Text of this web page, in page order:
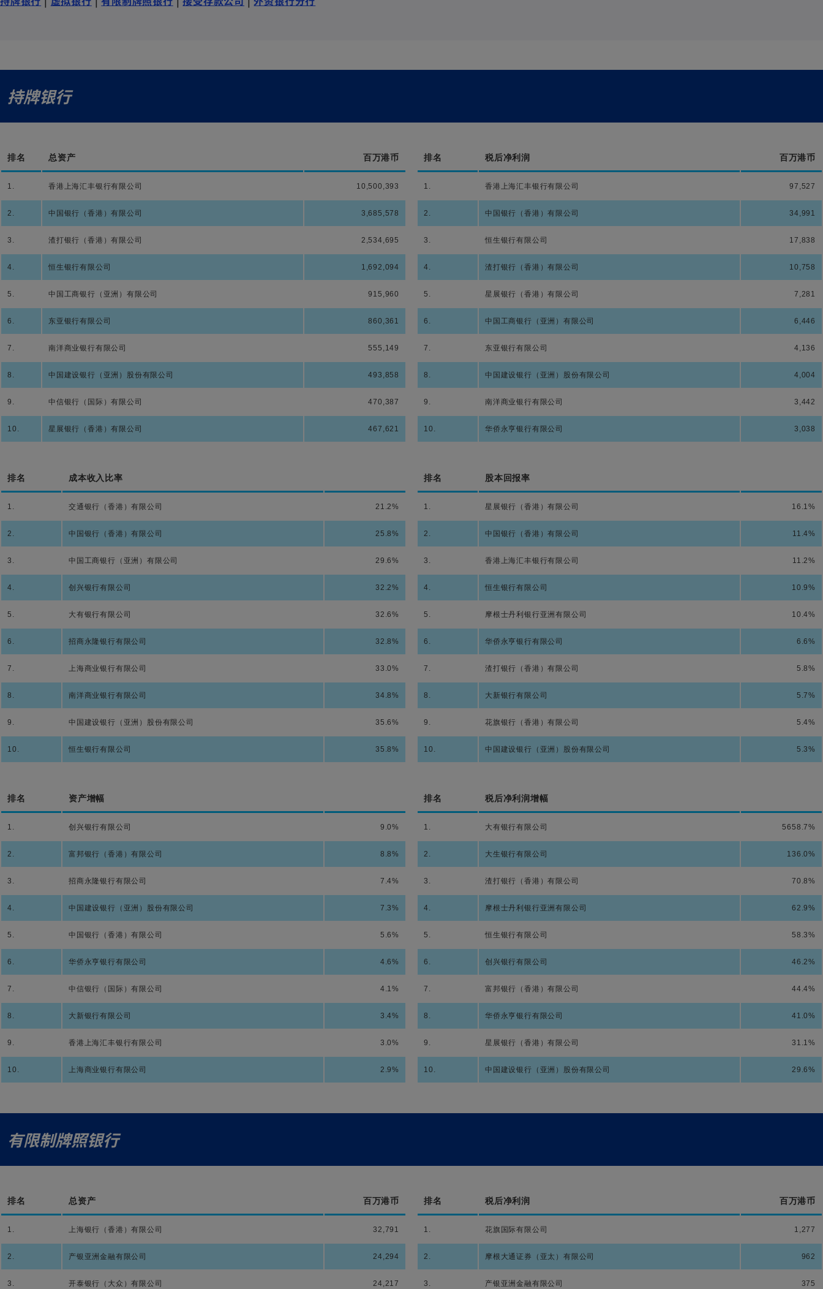
持牌银行
排名 总资产 百万港币
1. 香港上海汇丰银行有限公司 10,500,393
2. 中国银行（香港）有限公司 3,685,578
3. 渣打银行（香港）有限公司 2,534,695
4. 恒生银行有限公司 1,692,094
5. 中国工商银行（亚洲）有限公司 915,960
6. 东亚银行有限公司 860,361
7. 南洋商业银行有限公司 555,149
8. 中国建设银行（亚洲）股份有限公司 493,858
9. 中信银行（国际）有限公司 470,387
10. 星展银行（香港）有限公司 467,621
排名 税后净利润 百万港币
1. 香港上海汇丰银行有限公司 97,527
2. 中国银行（香港）有限公司 34,991
3. 恒生银行有限公司 17,838
4. 渣打银行（香港）有限公司 10,758
5. 星展银行（香港）有限公司 7,281
6. 中国工商银行（亚洲）有限公司 6,446
7. 东亚银行有限公司 4,136
8. 中国建设银行（亚洲）股份有限公司 4,004
9. 南洋商业银行有限公司 3,442
10. 华侨永亨银行有限公司 3,038
排名 成本收入比率
1. 交通银行（香港）有限公司 21.2%
2. 中国银行（香港）有限公司 25.8%
3. 中国工商银行（亚洲）有限公司 29.6%
4. 创兴银行有限公司 32.2%
5. 大有银行有限公司 32.6%
6. 招商永隆银行有限公司 32.8%
7. 上海商业银行有限公司 33.0%
8. 南洋商业银行有限公司 34.8%
9. 中国建设银行（亚洲）股份有限公司 35.6%
10. 恒生银行有限公司 35.8%
排名 股本回报率
1. 星展银行（香港）有限公司 16.1%
2. 中国银行（香港）有限公司 11.4%
3. 香港上海汇丰银行有限公司 11.2%
4. 恒生银行有限公司 10.9%
5. 摩根士丹利银行亚洲有限公司 10.4%
6. 华侨永亨银行有限公司 6.6%
7. 渣打银行（香港）有限公司 5.8%
8. 大新银行有限公司 5.7%
9. 花旗银行（香港）有限公司 5.4%
10. 中国建设银行（亚洲）股份有限公司 5.3%
排名 资产增幅
1. 创兴银行有限公司 9.0%
2. 富邦银行（香港）有限公司 8.8%
3. 招商永隆银行有限公司 7.4%
4. 中国建设银行（亚洲）股份有限公司 7.3%
5. 中国银行（香港）有限公司 5.6%
6. 华侨永亨银行有限公司 4.6%
7. 中信银行（国际）有限公司 4.1%
8. 大新银行有限公司 3.4%
9. 香港上海汇丰银行有限公司 3.0%
10. 上海商业银行有限公司 2.9%
排名 税后净利润增幅
1. 大有银行有限公司 5658.7%
2. 大生银行有限公司 136.0%
3. 渣打银行（香港）有限公司 70.8%
4. 摩根士丹利银行亚洲有限公司 62.9%
5. 恒生银行有限公司 58.3%
6. 创兴银行有限公司 46.2%
7. 富邦银行（香港）有限公司 44.4%
8. 华侨永亨银行有限公司 41.0%
9. 星展银行（香港）有限公司 31.1%
10. 中国建设银行（亚洲）股份有限公司 29.6%
有限制牌照银行
排名 总资产 百万港币
1. 上海银行（香港）有限公司 32,791
2. 产银亚洲金融有限公司 24,294
3. 开泰银行（大众）有限公司 24,217
排名 税后净利润 百万港币
1. 花旗国际有限公司 1,277
2. 摩根大通证券（亚太）有限公司 962
3. 产银亚洲金融有限公司 375